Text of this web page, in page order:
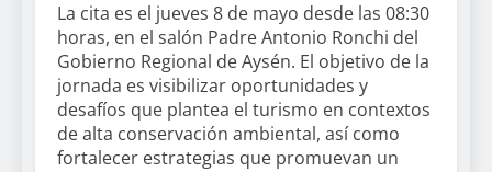
La cita es el jueves 8 de mayo desde las 08:30
horas, en el salón Padre Antonio Ronchi del
Gobierno Regional de Aysén. El objetivo de la
jornada es visibilizar oportunidades y
desafíos que plantea el turismo en contextos
de alta conservación ambiental, así como
fortalecer estrategias que promuevan un